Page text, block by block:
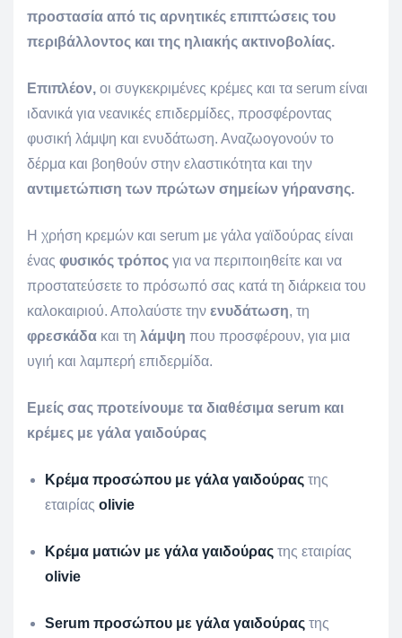
προστασία από τις αρνητικές επιπτώσεις του
περιβάλλοντος και της ηλιακής ακτινοβολίας.
Επιπλέον, οι συγκεκριμένες κρέμες και τα serum είναι
ιδανικά για νεανικές επιδερμίδες, προσφέροντας
φυσική λάμψη και ενυδάτωση. Αναζωογονούν το
δέρμα και βοηθούν στην ελαστικότητα και την
αντιμετώπιση των πρώτων σημείων γήρανσης.
Η χρήση κρεμών και serum με γάλα γαϊδούρας είναι
ένας φυσικός τρόπος για να περιποιηθείτε και να
προστατεύσετε το πρόσωπό σας κατά τη διάρκεια του
καλοκαιριού. Απολαύστε την ενυδάτωση, τη
φρεσκάδα και τη λάμψη που προσφέρουν, για μια
υγιή και λαμπερή επιδερμίδα.
Εμείς σας προτείνουμε τα διαθέσιμα serum και
κρέμες με γάλα γαιδούρας
Κρέμα προσώπου με γάλα γαιδούρας της
εταιρίας olivie
Κρέμα ματιών με γάλα γαιδούρας της εταιρίας
olivie
Serum προσώπου με γάλα γαιδούρας της